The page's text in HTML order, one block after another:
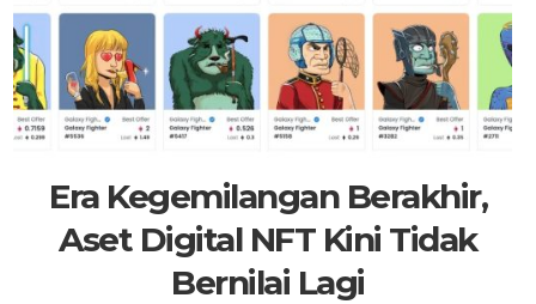
Era Kegemilangan Berakhir,
Aset Digital NFT Kini Tidak
Bernilai Lagi